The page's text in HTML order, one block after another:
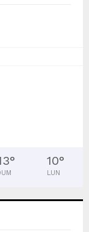
° 10°
LUN